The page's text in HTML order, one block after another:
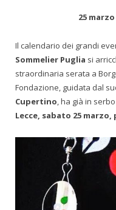
25 marzo
Il calendario dei grandi
Sommelier Puglia si
straordinaria serata a
Fondazione, guidata dal
Cupertino, ha già in
Lecce, sabato 25